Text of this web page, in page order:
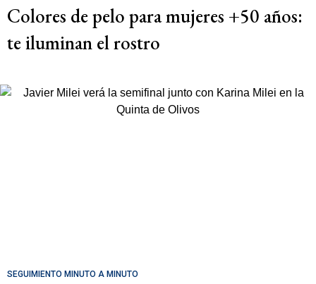
Colores de pelo para mujeres +50 años:
te iluminan el rostro
SEGUIMIENTO MINUTO A MINUTO